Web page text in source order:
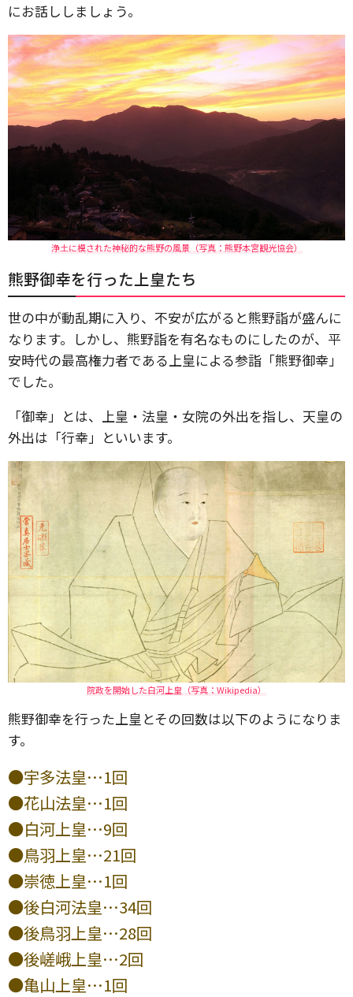
にお話ししましょう。
浄土に模された神秘的な熊野の風景（写真：熊野本宮観光協会）
熊野御幸を行った上皇たち
世の中が動乱期に入り、不安が広がると熊野詣が盛んに
なります。しかし、熊野詣を有名なものにしたのが、平
安時代の最高権力者である上皇による参詣「熊野御幸」
でした。
「御幸」とは、上皇・法皇・女院の外出を指し、天皇の
外出は「行幸」といいます。
院政を開始した白河上皇（写真：Wikipedia）
熊野御幸を行った上皇とその回数は以下のようになりま
す。
●宇多法皇…1回
●花山法皇…1回
●白河上皇…9回
●鳥羽上皇…21回
●崇徳上皇…1回
●後白河法皇…34回
●後鳥羽上皇…28回
●後嵯峨上皇…2回
●亀山上皇…1回